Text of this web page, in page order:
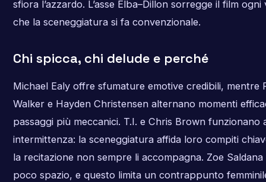
sfiora l’azzardo. L’asse Elba–Dillon sorregge il film ogni
che la sceneggiatura si fa convenzionale.
Chi spicca, chi delude e perché
Michael Ealy offre sfumature emotive credibili, mentre
Walker e Hayden Christensen alternano momenti
passaggi più meccanici. T.I. e Chris Brown funzionano
intermittenza: la sceneggiatura affida loro compiti
la recitazione non sempre li accompagna. Zoe Saldana
poco spazio, e questo limita un contrappunto